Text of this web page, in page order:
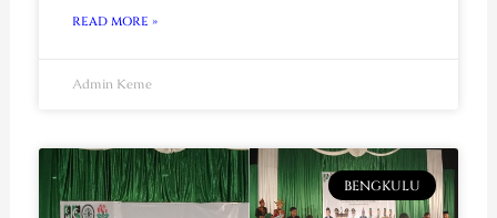
READ MORE »
Admin Keme
BENGKULU